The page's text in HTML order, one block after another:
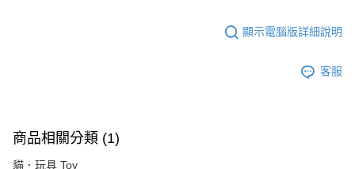
顯示電腦版詳細說明
客服
商品相關分類 (1)
貓．玩具 Toy